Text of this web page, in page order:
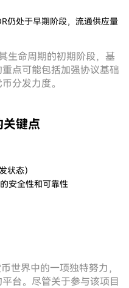
仍处于早期阶段，流通供应量
生命周期的初期阶段，基
点可能包括加强协议基础
分发力度。
键点
状态）
安全性和可靠性
世界中的一项独特努力，
台。尽管关于参与该项目